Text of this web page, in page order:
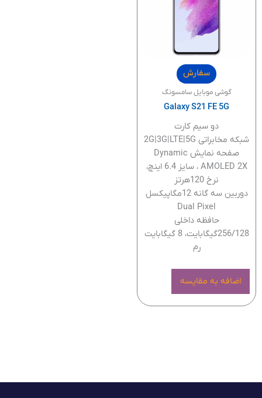
سفارش
گوشی موبایل سامسونگ
Galaxy S21 FE 5G
دو سیم کارت
شبکه مخابراتی 2G|3G|LTE|5G
صفحه نمایش Dynamic
AMOLED 2X ، سایز 6.4 اینچ،
نرخ 120هرتز
دوربین سه گانه 12مگاپیکسل
Dual Pixel
حافظه داخلی
256/128گیگابایت، 8 گیگابایت
رم
اضافه به مقایسه